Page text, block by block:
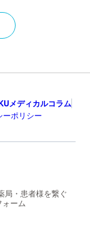
メディカルコラム
ーポリシー
局・患者様を繋ぐ
ーム